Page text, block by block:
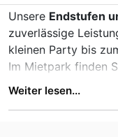
Unsere Endstufen
zuverlässige
kleinen Party bis
Im Mietpark finden
Subwoofer, Tops
Weiter lesen...